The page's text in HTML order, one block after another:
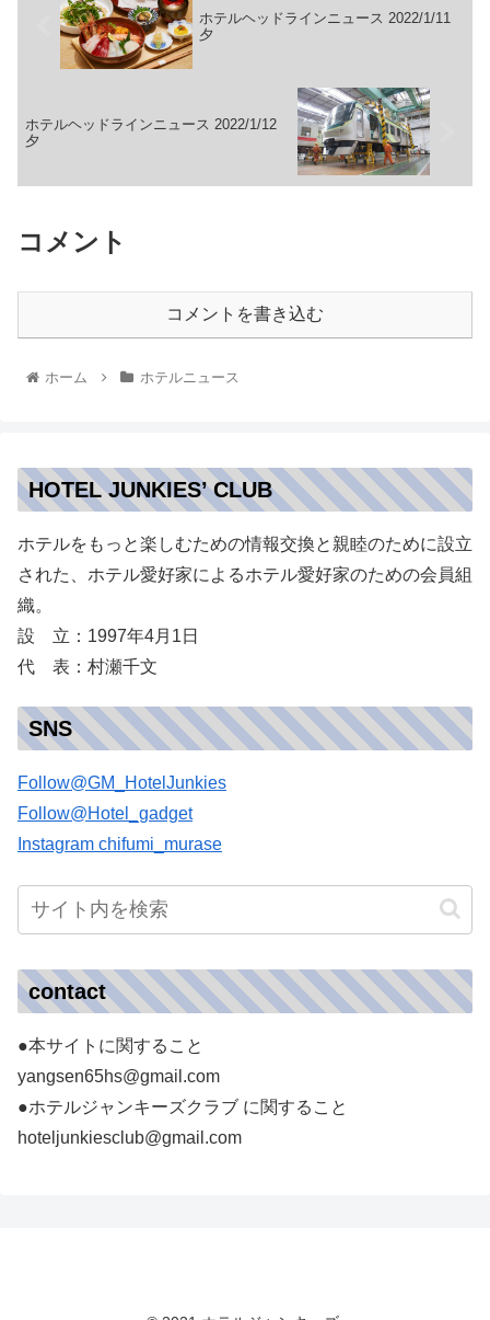
ホテルヘッドラインニュース 2022/1/11
夕
ホテルヘッドラインニュース 2022/1/12
夕
コメント
コメントを書き込む
ホーム ホテルニュース
HOTEL JUNKIES’ CLUB
ホテルをもっと楽しむための情報交換と親睦のために設立
された、ホテル愛好家によるホテル愛好家のための会員組
織。
設 立：1997年4月1日
代 表：村瀬千文
SNS
Follow@GM_HotelJunkies
Follow@Hotel_gadget
Instagram chifumi_murase
contact
●本サイトに関すること
yangsen65hs@gmail.com
●ホテルジャンキーズクラブ に関すること
hoteljunkiesclub@gmail.com